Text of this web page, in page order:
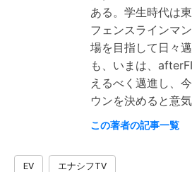
ある。学生時代は
フェンスラインマ
場を目指して日々
も、いまは、
えるべく邁進し、
ウンを決めると意
この著者の記事一覧
EV エナシフTV